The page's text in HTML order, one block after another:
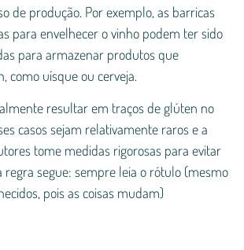
de produção. Por exemplo, as barricas
para envelhecer o vinho podem ter sido
para armazenar produtos que
como uísque ou cerveja.
resultar em traços de glúten no
casos sejam relativamente raros e a
tome medidas rigorosas para evitar
regra segue: sempre leia o rótulo (mesmo
pois as coisas mudam)